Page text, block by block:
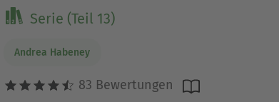
Serie (Teil 13)
Andrea Habeney
83 Bewertungen